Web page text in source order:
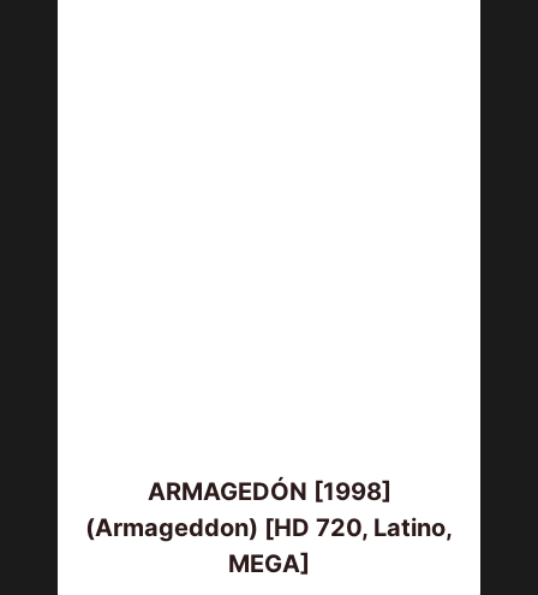
ARMAGEDÓN [1998]
(Armageddon) [HD 720, Latino,
MEGA]